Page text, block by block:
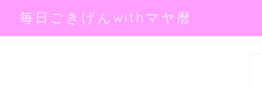
毎日ごきげんwithマヤ暦